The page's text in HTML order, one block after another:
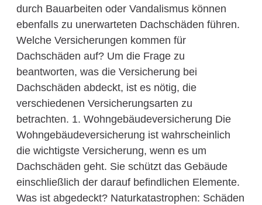
durch Bauarbeiten oder Vandalismus können
ebenfalls zu unerwarteten Dachschäden führen.
Welche Versicherungen kommen für
Dachschäden auf? Um die Frage zu
beantworten, was die Versicherung bei
Dachschäden abdeckt, ist es nötig, die
verschiedenen Versicherungsarten zu
betrachten. 1. Wohngebäudeversicherung Die
Wohngebäudeversicherung ist wahrscheinlich
die wichtigste Versicherung, wenn es um
Dachschäden geht. Sie schützt das Gebäude
einschließlich der darauf befindlichen Elemente.
Was ist abgedeckt? Naturkatastrophen: Schäden